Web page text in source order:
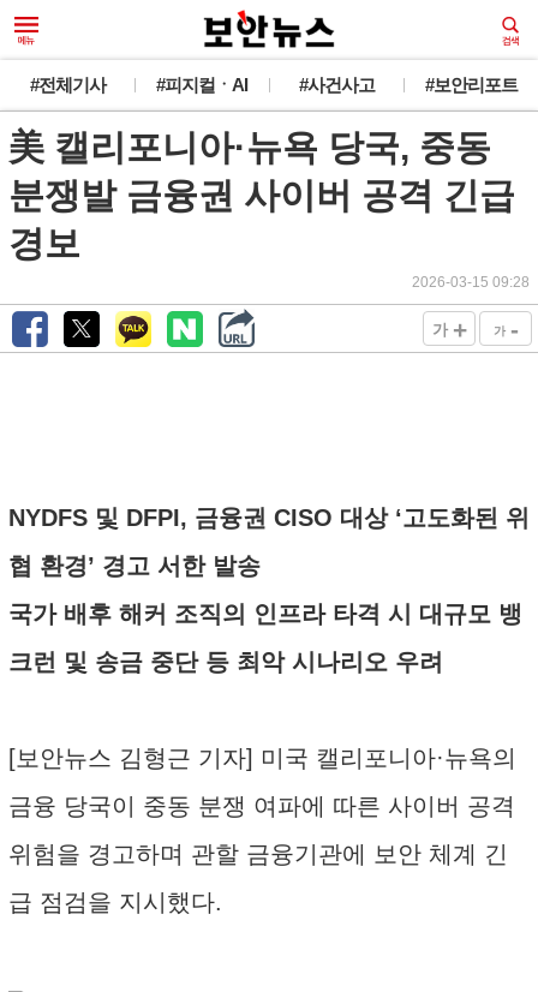
#전체기사 #피지컬ㆍAI #사건사고 #보안리포트
美 캘리포니아·뉴욕 당국, 중동
분쟁발 금융권 사이버 공격 긴급
경보
2026-03-15 09:28
가 + 가 -
NYDFS 및 DFPI, 금융권 CISO 대상 ‘고도화된 위
협 환경’ 경고 서한 발송
국가 배후 해커 조직의 인프라 타격 시 대규모 뱅
크런 및 송금 중단 등 최악 시나리오 우려
[보안뉴스 김형근 기자] 미국 캘리포니아·뉴욕의
금융 당국이 중동 분쟁 여파에 따른 사이버 공격
위험을 경고하며 관할 금융기관에 보안 체계 긴
급 점검을 지시했다.